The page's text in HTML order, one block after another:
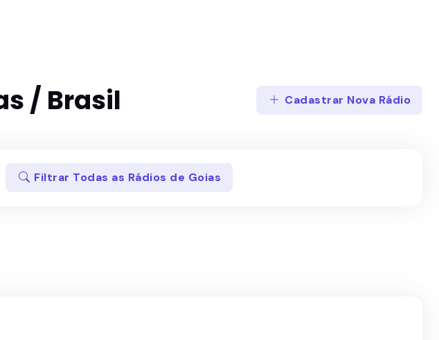
/ Brasil Cadastrar Nova Rádio
Filtrar Todas as Rádios de Goias